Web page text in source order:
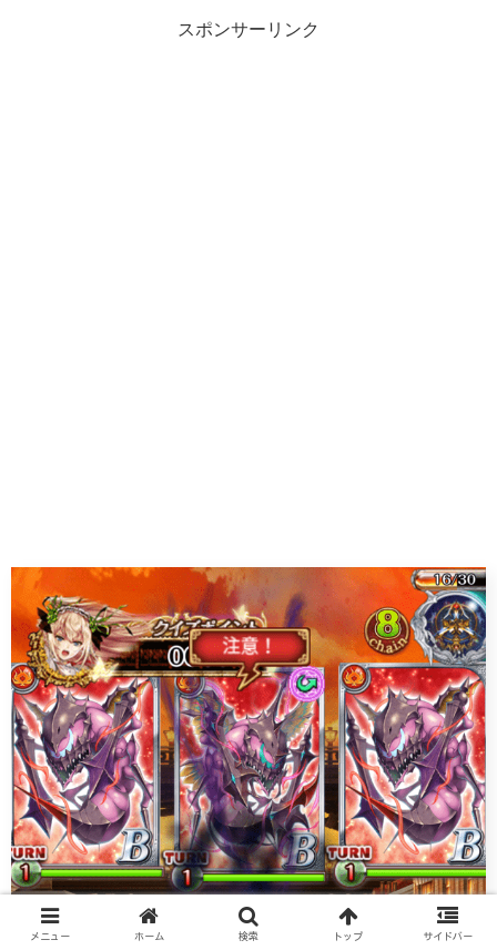
スポンサーリンク
メニュー ホーム 検索 トップ サイドバー